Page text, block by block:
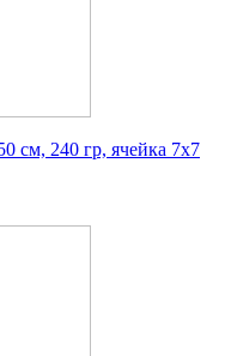
см, 240 гр, ячейка 7х7